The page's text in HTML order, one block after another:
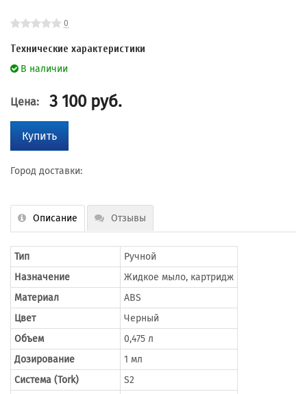
0
Технические характеристики
В наличии
Цена: 3 100 руб.
Купить
Город доставки:
Описание Отзывы
Тип
Ручной
Назначение
Жидкое мыло, картридж
Материал
ABS
Цвет
Черный
Объем
0,475 л
Дозирование
1 мл
Система (Tork)
S2